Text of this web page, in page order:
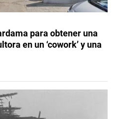
para obtener una
en un ‘cowork’ y una